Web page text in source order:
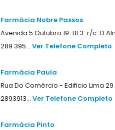
Farmácia Nobre Passos
Avenida 5 Outubro 19-Bl 3-r/c-D
289 395... Ver Telefone Completo
Farmácia Paula
Rua Do Comércio - Edificio Lima 29
2893913... Ver Telefone Completo
Farmácia Pinto